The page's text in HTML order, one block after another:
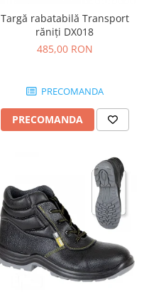
Targă rabatabilă Transport
răniţi DX018
485,00 RON
PRECOMANDA
PRECOMANDA